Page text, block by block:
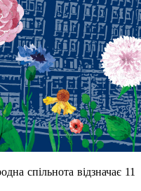
спільнота відзначає 11